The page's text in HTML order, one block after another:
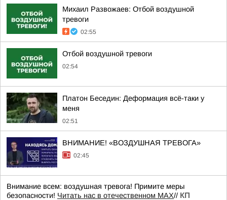
Михаил Развожаев: Отбой воздушной
тревоги
02:55
Отбой воздушной тревоги
02:54
Платон Беседин: Деформация всё-таки у
меня
02:51
ВНИМАНИЕ! «ВОЗДУШНАЯ ТРЕВОГА»
02:45
Внимание всем: воздушная тревога! Примите меры
безопасности! Читать нас в отечественном MAX// КП